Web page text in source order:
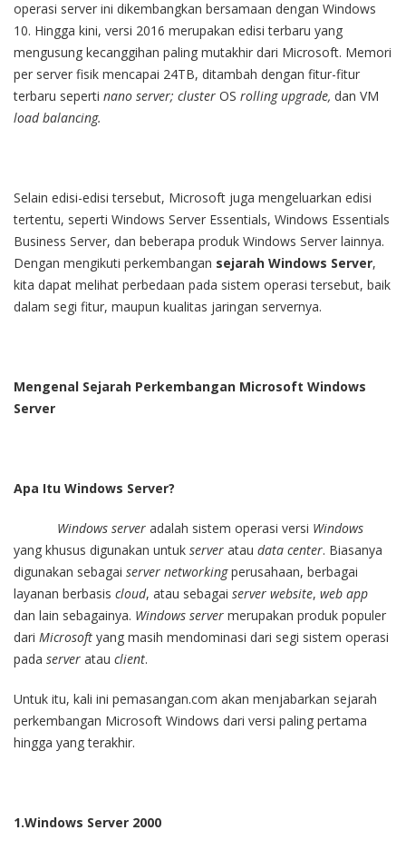
operasi server ini dikembangkan bersamaan dengan Windows
10. Hingga kini, versi 2016 merupakan edisi terbaru yang
mengusung kecanggihan paling mutakhir dari Microsoft. Memori
per server fisik mencapai 24TB, ditambah dengan fitur-fitur
terbaru seperti nano server; cluster OS rolling upgrade, dan VM
load balancing.
Selain edisi-edisi tersebut, Microsoft juga mengeluarkan edisi
tertentu, seperti Windows Server Essentials, Windows Essentials
Business Server, dan beberapa produk Windows Server lainnya.
Dengan mengikuti perkembangan sejarah Windows Server,
kita dapat melihat perbedaan pada sistem operasi tersebut, baik
dalam segi fitur, maupun kualitas jaringan servernya.
Mengenal Sejarah Perkembangan Microsoft Windows
Server
Apa Itu Windows Server?
Windows server adalah sistem operasi versi Windows
yang khusus digunakan untuk server atau data center. Biasanya
digunakan sebagai server networkingperusahaan, berbagai
layanan berbasis cloud, atau sebagai server website, web app
dan lain sebagainya. Windows server merupakan produk populer
dari Microsoft yang masih mendominasi dari segi sistem operasi
pada server atau client.
Untuk itu, kali ini pemasangan.com akan menjabarkan sejarah
perkembangan Microsoft Windows dari versi paling pertama
hingga yang terakhir.
1.Windows Server 2000